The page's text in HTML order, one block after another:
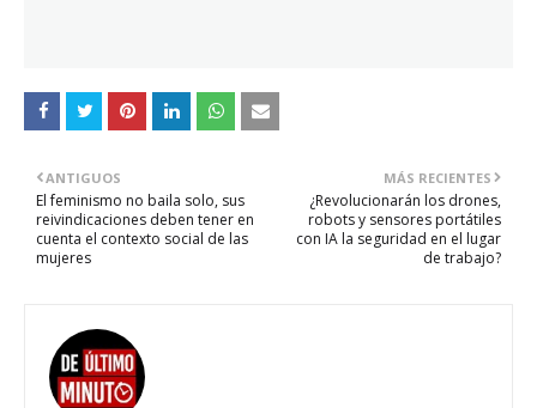
MÁS RECIENTES
¿Revolucionarán los drones,
robots y sensores portátiles
con IA la seguridad en el lugar
de trabajo?
ANTIGUOS
El feminismo no baila solo, sus
reivindicaciones deben tener en
cuenta el contexto social de las
mujeres